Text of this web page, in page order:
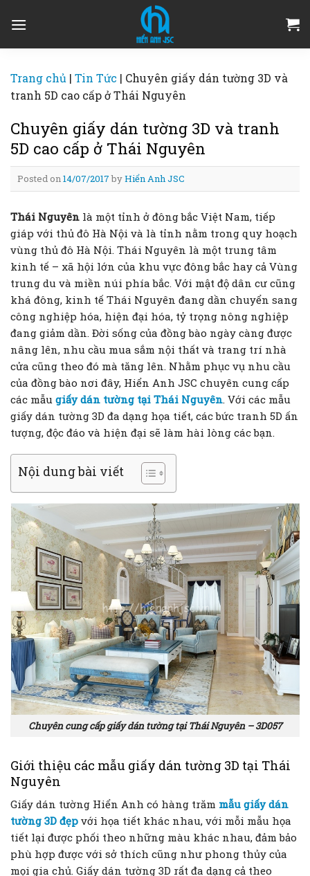
Trang chủ | Tin Tức | Chuyên giấy dán tường 3D và
tranh 5D cao cấp ở Thái Nguyên
Chuyên giấy dán tường 3D và tranh
5D cao cấp ở Thái Nguyên
Posted on14/07/2017 byHiển Anh JSC
Thái Nguyên là một tỉnh ở đông bắc Việt Nam, tiếp
giáp với thủ đô Hà Nội và là tỉnh nằm trong quy hoạch
vùng thủ đô Hà Nội. Thái Nguyên là một trung tâm
kinh tế – xã hội lớn của khu vực đông bắc hay cả Vùng
trung du và miền núi phía bắc. Với mật độ dân cư cũng
khá đông, kinh tế Thái Nguyên đang dần chuyển sang
công nghiệp hóa, hiện đại hóa, tỷ trọng nông nghiệp
đang giảm dần. Đời sống của đồng bào ngày càng được
nâng lên, nhu cầu mua sắm nội thất và trang trí nhà
cửa cũng theo đó mà tăng lên. Nhằm phục vụ nhu cầu
của đồng bào nơi đây, Hiển Anh JSC chuyên cung cấp
các mẫu giấy dán tường tại Thái Nguyên. Với các mẫu
giấy dán tường 3D đa dạng họa tiết, các bức tranh 5D ấn
tượng, độc đáo và hiện đại sẽ làm hài lòng các bạn.
Nội dung bài viết
Chuyên cung cấp giấy dán tường tại Thái Nguyên – 3D057
Giới thiệu các mẫu giấy dán tường 3D tại Thái
Nguyên
Giấy dán tường Hiển Anh có hàng trăm mẫu giấy dán
tường 3D đẹp với họa tiết khác nhau, với mỗi mẫu họa
tiết lại được phối theo những màu khác nhau, đảm bảo
phù hợp được với sở thích cũng như phong thủy của
mọi gia chủ. Giấy dán tường 3D rất đa dạng cả theo